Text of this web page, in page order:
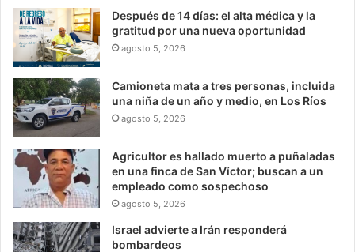
Después de 14 días: el alta médica y la
gratitud por una nueva oportunidad
agosto 5, 2026
Camioneta mata a tres personas, incluida
una niña de un año y medio, en Los Ríos
agosto 5, 2026
Agricultor es hallado muerto a puñaladas
en una finca de San Víctor; buscan a un
empleado como sospechoso
agosto 5, 2026
Israel advierte a Irán responderá
bombardeos